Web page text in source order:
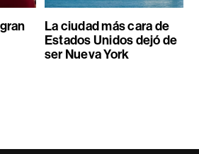
La ciudad más cara de
Estados Unidos dejó de
ser Nueva York